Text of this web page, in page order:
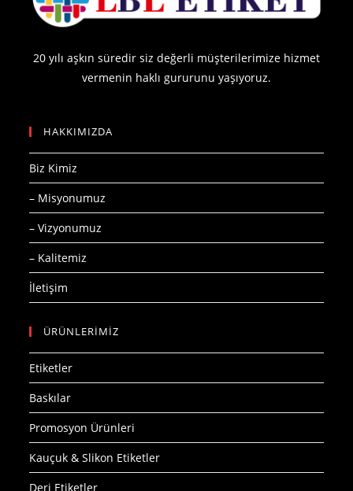
20 yılı aşkın süredir siz değerli müşterilerimize hizmet
vermenin haklı gururunu yaşıyoruz.
HAKKIMIZDA
Biz Kimiz
– Misyonumuz
– Vizyonumuz
– Kalitemiz
İletişim
ÜRÜNLERİMİZ
Etiketler
Baskılar
Promosyon Ürünleri
Kauçuk & Slikon Etiketler
Deri Etiketler